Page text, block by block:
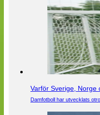
Varför Sverige, Norge
Damfotboll har utvecklats